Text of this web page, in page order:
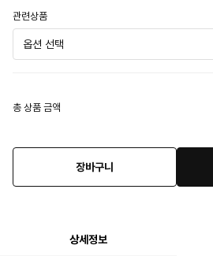
관련상품
총 상품 금액
장바구니
상세정보